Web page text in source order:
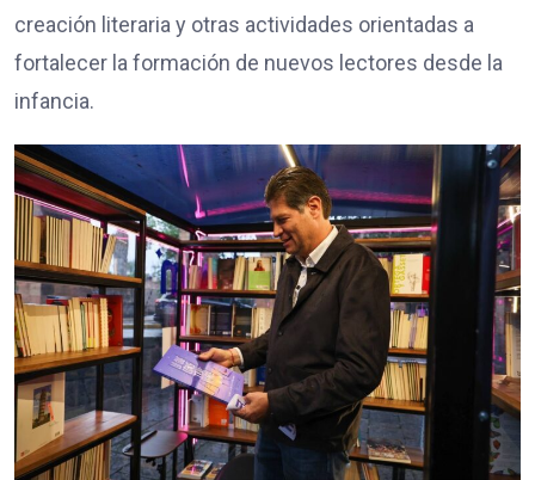
creación literaria y otras actividades orientadas a
fortalecer la formación de nuevos lectores desde la
infancia.